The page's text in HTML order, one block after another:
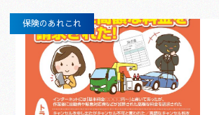
保険のあれこれ